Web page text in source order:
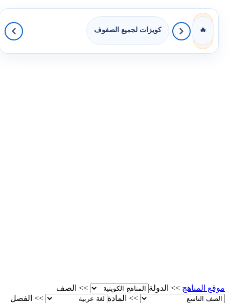
🔥 كويزات لجميع الصفوف
موقع المناهج >> الدولة >>
الصف
>>
المادة >>
الفصل